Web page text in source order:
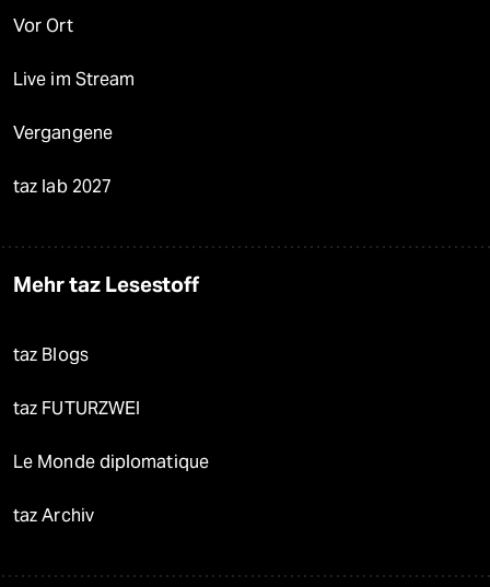
Vor Ort
Live im Stream
Vergangene
taz lab 2027
Mehr taz Lesestoff
taz Blogs
taz FUTURZWEI
Le Monde diplomatique
taz Archiv